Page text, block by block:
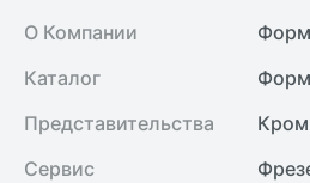
О Компании
Каталог
Представительства
Сервис